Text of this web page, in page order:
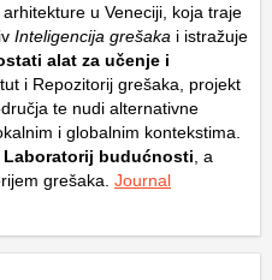
u Veneciji, koja traje
Inteligencija grešaka i istražuje
alat za učenje i
i Repozitorij grešaka, projekt
te nudi alternativne
i globalnim kontekstima.
Laboratorij budućnosti , a
grešaka. Journal